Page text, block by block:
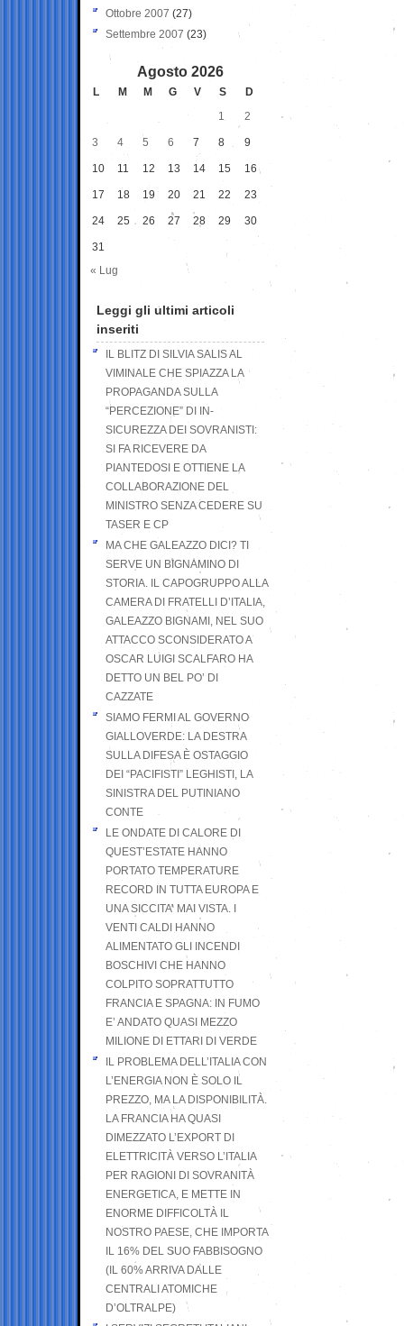
Ottobre 2007 (27)
Settembre 2007 (23)
Agosto 2026
L M M G V S
D
1
2
3 4 5 6 7 8 9
10 11 12 13 14 15 16
17 18 19 20 21 22 23
24 25 26 27 28 29 30
31
« Lug
Leggi gli ultimi articoli
inseriti
IL BLITZ DI SILVIA SALIS AL
VIMINALE CHE SPIAZZA LA
PROPAGANDA SULLA
“PERCEZIONE” DI IN-
SICUREZZA DEI SOVRANISTI:
SI FA RICEVERE DA
PIANTEDOSI E OTTIENE LA
COLLABORAZIONE DEL
MINISTRO SENZA CEDERE SU
TASER E CP
MA CHE GALEAZZO DICI? TI
SERVE UN BIGNAMINO DI
STORIA. IL CAPOGRUPPO ALLA
CAMERA DI FRATELLI D’ITALIA,
GALEAZZO BIGNAMI, NEL SUO
ATTACCO SCONSIDERATO A
OSCAR LUIGI SCALFARO HA
DETTO UN BEL PO’ DI
CAZZATE
SIAMO FERMI AL GOVERNO
GIALLOVERDE: LA DESTRA
SULLA DIFESA È OSTAGGIO
DEI “PACIFISTI” LEGHISTI, LA
SINISTRA DEL PUTINIANO
CONTE
LE ONDATE DI CALORE DI
QUEST’ESTATE HANNO
PORTATO TEMPERATURE
RECORD IN TUTTA EUROPA E
UNA SICCITA’ MAI VISTA. I
VENTI CALDI HANNO
ALIMENTATO GLI INCENDI
BOSCHIVI CHE HANNO
COLPITO SOPRATTUTTO
FRANCIA E SPAGNA: IN FUMO
E’ ANDATO QUASI MEZZO
MILIONE DI ETTARI DI VERDE
IL PROBLEMA DELL’ITALIA CON
L’ENERGIA NON È SOLO IL
PREZZO, MA LA DISPONIBILITÀ.
LA FRANCIA HA QUASI
DIMEZZATO L’EXPORT DI
ELETTRICITÀ VERSO L’ITALIA
PER RAGIONI DI SOVRANITÀ
ENERGETICA, E METTE IN
ENORME DIFFICOLTÀ IL
NOSTRO PAESE, CHE IMPORTA
IL 16% DEL SUO FABBISOGNO
(IL 60% ARRIVA DALLE
CENTRALI ATOMICHE
D’OLTRALPE)